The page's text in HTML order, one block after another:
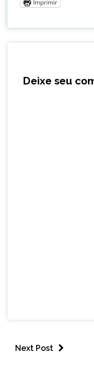
Imprimir
Deixe seu
Next Post